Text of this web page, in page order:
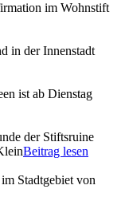
im Wohnstift
in der Innenstadt
ist ab Dienstag
der Stiftsruine
Beitrag lesen
Stadtgebiet von